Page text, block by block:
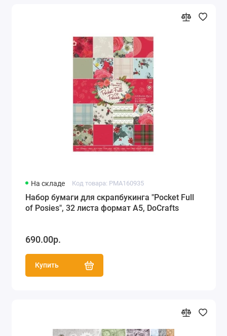
На складе Код товара: PMA160935
Набор бумаги для скрапбукинга "Pocket Full
of Posies", 32 листа формат А5, DoCrafts
690.00р.
Купить